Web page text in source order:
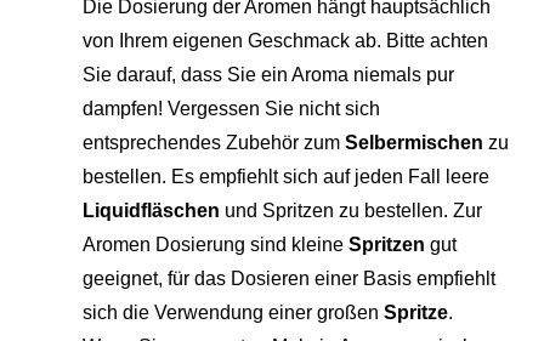
Die Dosierung der Aromen hängt hauptsächlich
von Ihrem eigenen Geschmack ab. Bitte achten
Sie darauf, dass Sie ein Aroma niemals pur
dampfen! Vergessen Sie nicht sich
entsprechendes Zubehör zum Selbermischen zu
bestellen. Es empfiehlt sich auf jeden Fall leere
Liquidfläschen und Spritzen zu bestellen. Zur
Aromen Dosierung sind kleine Spritzen gut
geeignet, für das Dosieren einer Basis empfiehlt
sich die Verwendung einer großen Spritze.